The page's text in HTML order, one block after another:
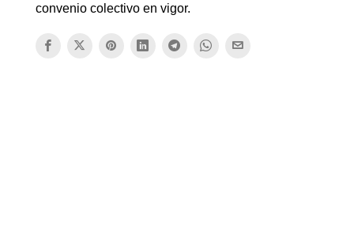
convenio colectivo en vigor.